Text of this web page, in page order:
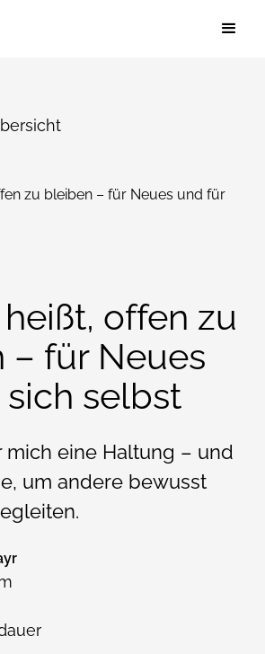
zu bleiben – für Neues und für
offen zu
– für Neues
selbst
mich eine Haltung – und
um andere bewusst